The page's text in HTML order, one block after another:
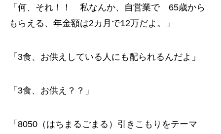
「何、それ！！ 私なんか、自営業で 65歳から
もらえる、年金額は2カ月で12万だよ。」
「3食、お供えしている人にも配られるんだよ」
「3食、お供え？？」
「8050（はちまるごまる）引きこもりをテーマ